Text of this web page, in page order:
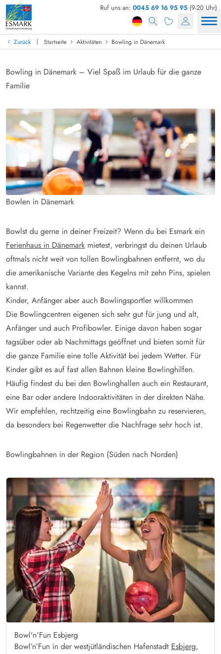
Ruf uns an: 0045 69 16 95 95 (9-20 Uhr)
Zurück | Startseite Aktivitäten Bowling in Dänemark
Bowling in Dänemark – Viel Spaß im Urlaub für die ganze
Familie
Bowlen in Dänemark
Bowlst du gerne in deiner Freizeit? Wenn du bei Esmark ein
Ferienhaus in Dänemark mietest, verbringst du deinen Urlaub
oftmals nicht weit von tollen Bowlingbahnen entfernt, wo du
die amerikanische Variante des Kegelns mit zehn Pins, spielen
kannst.
Kinder, Anfänger aber auch Bowlingsportler willkommen
Die Bowlingcentren eigenen sich sehr gut für jung und alt,
Anfänger und auch Profibowler. Einige davon haben sogar
tagsüber oder ab Nachmittags geöffnet und bieten somit für
die ganze Familie eine tolle Aktivität bei jedem Wetter. Für
Kinder gibt es auf fast allen Bahnen kleine Bowlinghilfen.
Häufig findest du bei den Bowlinghallen auch ein Restaurant,
eine Bar oder andere Indooraktivitäten in der direkten Nähe.
Wir empfehlen, rechtzeitig eine Bowlingbahn zu reservieren,
da besonders bei Regenwetter die Nachfrage sehr hoch ist.
Bowlingbahnen in der Region (Süden nach Norden)
Bowl'n'Fun Esbjerg
Bowl’n’Fun in der westjütländischen Hafenstadt Esbjerg,